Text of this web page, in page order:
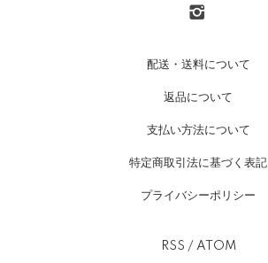
配送・送料について
返品について
支払い方法について
特定商取引法に基づく表記
プライバシーポリシー
RSS / ATOM